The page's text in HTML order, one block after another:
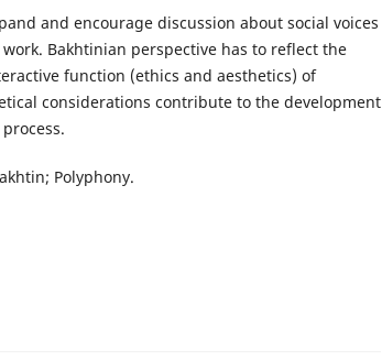
and encourage discussion about social voices
Bakhtinian perspective has to reflect the
function (ethics and aesthetics) of
considerations contribute to the development
Polyphony.